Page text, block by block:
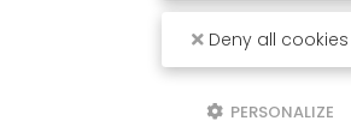
BEAUMONT Cuisines Intérieurs Design,
-Plan du site - Liens
Deny all cookies
PERSONALIZE